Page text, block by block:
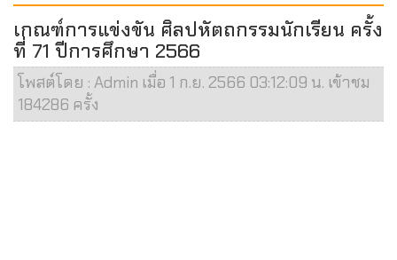
เกณฑ์การแข่งขัน ศิลปหัตถกรรมนักเรียน ครั้ง
ที่ 71 ปีการศึกษา 2566
โพสต์โดย : Admin เมื่อ 1 ก.ย. 2566 03:12:09 น. เข้าชม
184286 ครั้ง